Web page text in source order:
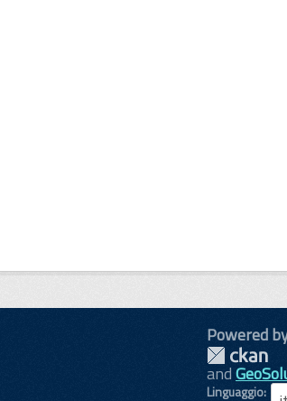
Powered
and
Linguaggio